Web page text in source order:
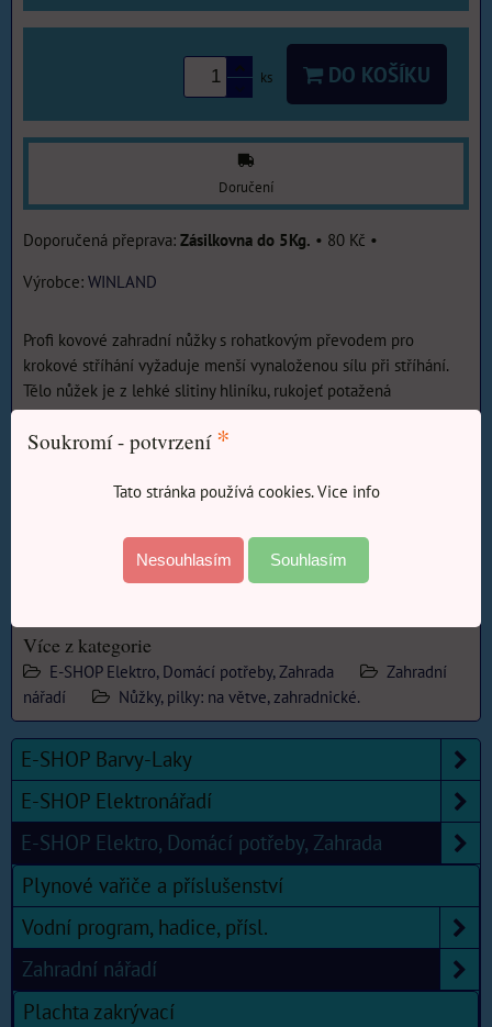
ks DO KOŠÍKU
Doručení
Zásilkovna do 5Kg. • 80 Kč •
Výrobce: WINLAND
Profi kovové zahradní nůžky s rohatkovým převodem pro
krokové stříhání vyžaduje menší vynaloženou sílu při stříhání.
Tělo nůžek je z lehké slitiny hliníku, rukojeť potažená
protiskluzovou gumou.
Zámek nůžek umožňuje bezpečné přenášení i skladování.
Převod pro stříhání větví do prům. 24mm.
Řezná kapacita: 20 mm
Více z kategorie
E-SHOP Elektro, Domácí potřeby, Zahrada
Zahradní
nářadí
Nůžky, pilky: na větve, zahradnické.
E-SHOP Barvy-Laky
E-SHOP Elektronářadí
E-SHOP Elektro, Domácí potřeby, Zahrada
Plynové vařiče a příslušenství
Vodní program, hadice, přísl.
Zahradní nářadí
Plachta zakrývací
Soukromí - potvrzení *
Tato stránka používá cookies. Vice info
Nesouhlasím Souhlasím